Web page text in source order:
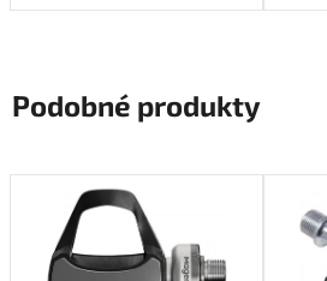
Podobné produkty